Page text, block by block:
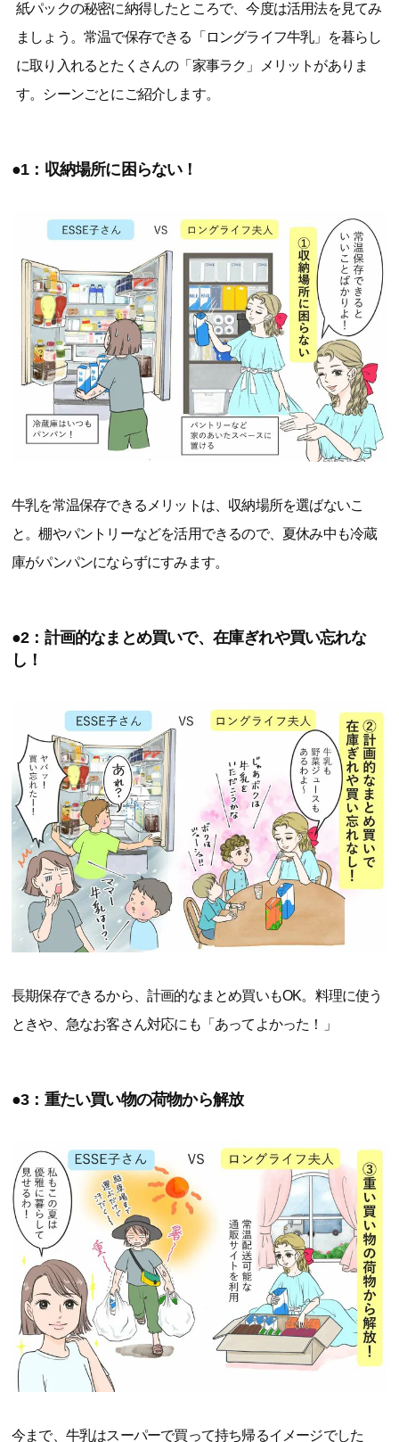
紙パックの秘密に納得したところで、今度は活用法を見てみ
ましょう。常温で保存できる「ロングライフ牛乳」を暮らし
に取り入れるとたくさんの「家事ラク」メリットがありま
す。シーンごとにご紹介します。
●1：収納場所に困らない！
牛乳を常温保存できるメリットは、収納場所を選ばないこ
と。棚やパントリーなどを活用できるので、夏休み中も冷蔵
庫がパンパンにならずにすみます。
●2：計画的なまとめ買いで、在庫ぎれや買い忘れな
し！
長期保存できるから、計画的なまとめ買いもOK。料理に使う
ときや、急なお客さん対応にも「あってよかった！」
●3：重たい買い物の荷物から解放
今まで、牛乳はスーパーで買って持ち帰るイメージでした